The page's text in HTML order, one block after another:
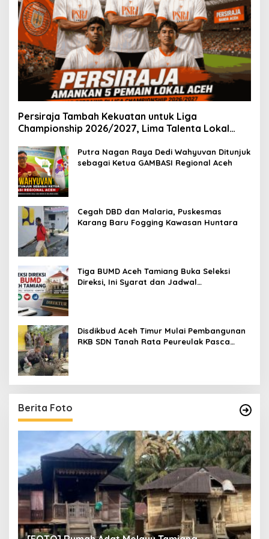
Persiraja Tambah Kekuatan untuk Liga
Championship 2026/2027, Lima Talenta Lokal
Putra Nagan Raya Dedi Wahyuvan Ditunjuk
sebagai Ketua GAMBASI Regional Aceh
Cegah DBD dan Malaria, Puskesmas
Karang Baru Fogging Kawasan Huntara
Tiga BUMD Aceh Tamiang Buka Seleksi
Direksi, Ini Syarat dan Jadwal
Disdikbud Aceh Timur Mulai Pembangunan
RKB SDN Tanah Rata Peureulak Pasca
Berita Foto